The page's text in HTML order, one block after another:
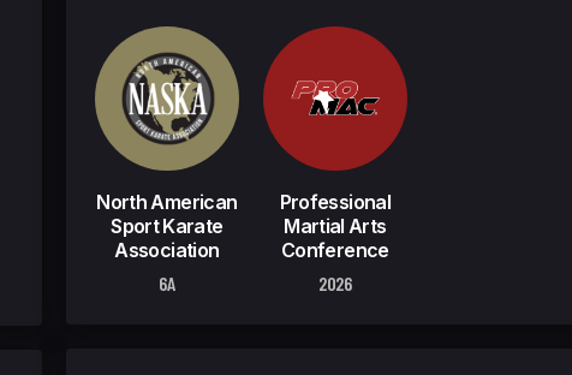
North American
Sport Karate
Association
6A
Professional
Martial Arts
Conference
2026